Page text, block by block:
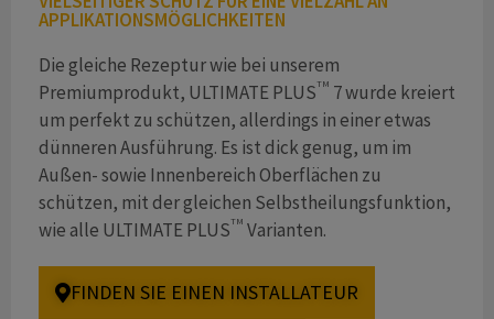
APPLIKATIONSMÖGLICHKEITEN
Die gleiche Rezeptur wie bei unserem
Premiumprodukt, ULTIMATE PLUSTM 7 wurde kreiert
um perfekt zu schützen, allerdings in einer etwas
dünneren Ausführung. Es ist dick genug, um im
Außen- sowie Innenbereich Oberflächen zu
schützen, mit der gleichen Selbstheilungsfunktion,
wie alle ULTIMATE PLUSTM Varianten.
FINDEN SIE EINEN INSTALLATEUR